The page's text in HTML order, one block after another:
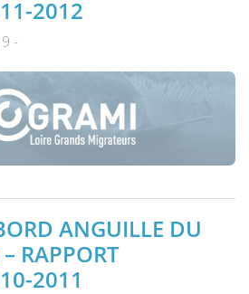
2012
-
ANGUILLE DU
RAPPORT
2011